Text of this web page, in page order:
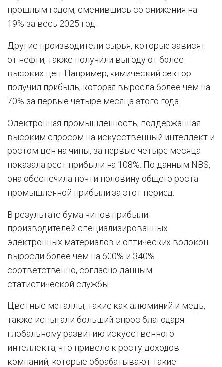
прошлым годом, сменившись со снижения на
19% за весь 2025 год.
Другие производители сырья, которые зависят
от нефти, также получили выгоду от более
высоких цен. Например, химический сектор
получил прибыль, которая выросла более чем на
70% за первые четыре месяца этого года.
Электронная промышленность, поддержанная
высоким спросом на искусственный интеллект и
ростом цен на чипы, за первые четыре месяца
показала рост прибыли на 108%. По данным NBS,
она обеспечила почти половину общего роста
промышленной прибыли за этот период.
В результате бума чипов прибыли
производителей специализированных
электронных материалов и оптических волокон
выросли более чем на 600% и 340%
соответственно, согласно данным
статистической службы.
Цветные металлы, такие как алюминий и медь,
также испытали больший спрос благодаря
глобальному развитию искусственного
интеллекта, что привело к росту доходов
компаний, которые обрабатывают такие